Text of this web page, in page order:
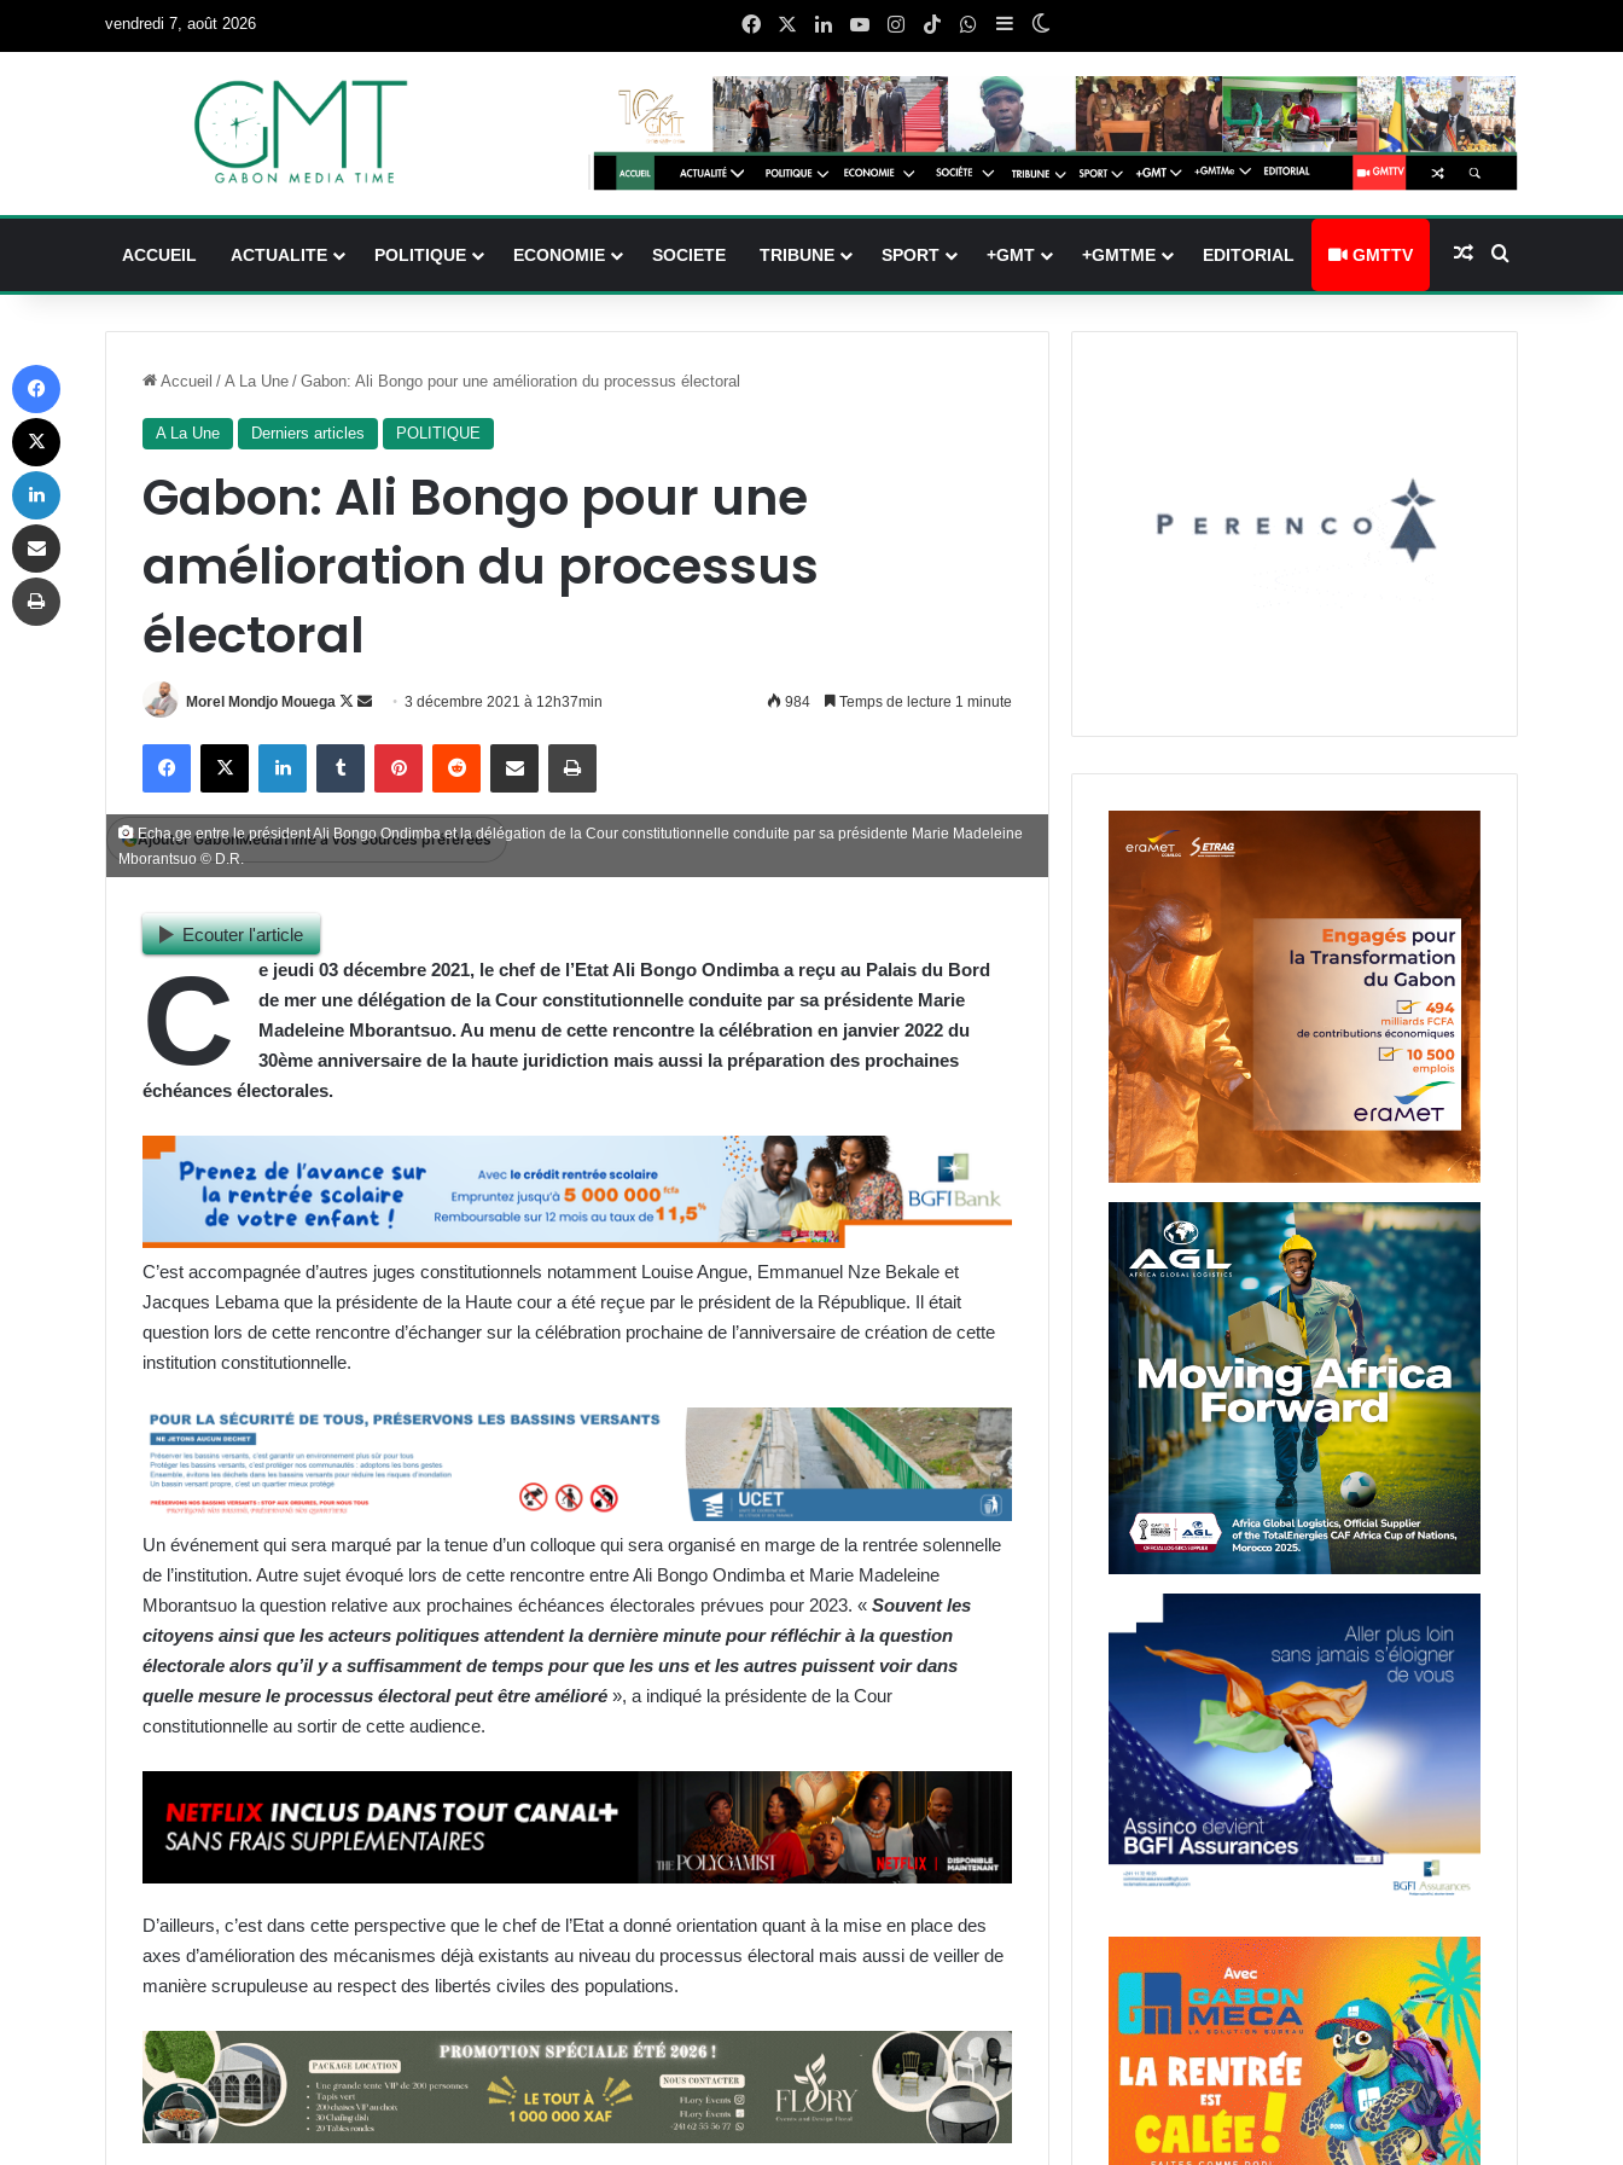
vendredi 7, août 2026 FacebookLinkedinYouTubeInstagram
TikTokWhatsApp
Sidebar (barre latérale)
ACCUEIL ACTUALITE POLITIQUE ECONOMIE SOCIETE TRIBUNE SPORT +GMT +GMTME EDITORIAL GMTTV Article Aléatoire
Accueil / A La Une / Gabon: Ali Bongo pour une amélioration du processus électoral
A La Une Derniers articles POLITIQUE
Gabon: Ali Bongo pour une
amélioration du processus
électoral
Morel Mondjo Mouega
Follow
Envoyer
courriel
3 décembre 2021 à 12h37min 984 Temps de lecture 1 minute
FacebookX LinkedinTumblr PinterestReddit Partager par email Imprimer
Ajouter GabonMediaTime à vos sources préférées
Echa,ge entre le président Ali Bongo Ondimba et la délégation de la Cour constitutionnelle conduite par sa présidente Marie Madeleine
Mborantsuo © D.R.
Ecouter l'article
C e jeudi 03 décembre 2021, le chef de l’Etat Ali Bongo Ondimba a reçu au Palais du Bord
de mer une délégation de la Cour constitutionnelle conduite par sa présidente Marie
Madeleine Mborantsuo. Au menu de cette rencontre la célébration en janvier 2022 du
30ème anniversaire de la haute juridiction mais aussi la préparation des prochaines
échéances électorales.
C’est accompagnée d’autres juges constitutionnels notamment Louise Angue, Emmanuel Nze Bekale et
Jacques Lebama que la présidente de la Haute cour a été reçue par le président de la République. Il était
question lors de cette rencontre d’échanger sur la célébration prochaine de l’anniversaire de création de cette
institution constitutionnelle.
Un événement qui sera marqué par la tenue d’un colloque qui sera organisé en marge de la rentrée solennelle
de l’institution. Autre sujet évoqué lors de cette rencontre entre Ali Bongo Ondimba et Marie Madeleine
Mborantsuo la question relative aux prochaines échéances électorales prévues pour 2023. « Souvent les
citoyens ainsi que les acteurs politiques attendent la dernière minute pour réfléchir à la question
électorale alors qu’il y a suffisamment de temps pour que les uns et les autres puissent voir dans
quelle mesure le processus électoral peut être amélioré », a indiqué la présidente de la Cour
constitutionnelle au sortir de cette audience.
D’ailleurs, c’est dans cette perspective que le chef de l’Etat a donné orientation quant à la mise en place des
axes d’amélioration des mécanismes déjà existants au niveau du processus électoral mais aussi de veiller de
manière scrupuleuse au respect des libertés civiles des populations.
suspend la collecte de la taxe R4
pour préserver le pouvoir d’achat
Owendo : lancement de l’opération
de Régularisation foncière de